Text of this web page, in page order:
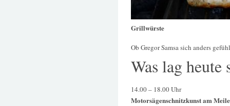
Grillwürste
Ob Gregor Samsa sich anders
Was lag heute
14.00 – 18.00 Uhr
Motorsägenschnitzkunst am